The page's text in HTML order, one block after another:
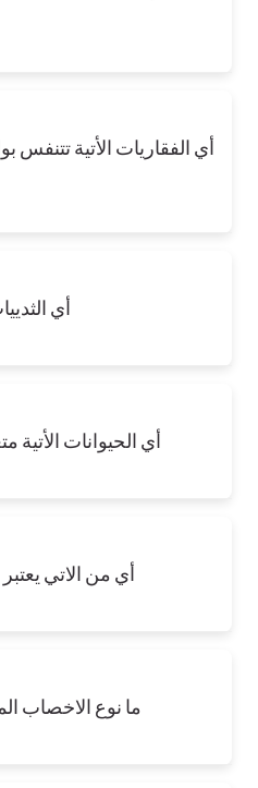
أي الفقاريات الأتية تتنفس
أي
أي الحيوانات الأتية
أي من الاتي يعتبر
ما نوع الاخصاب